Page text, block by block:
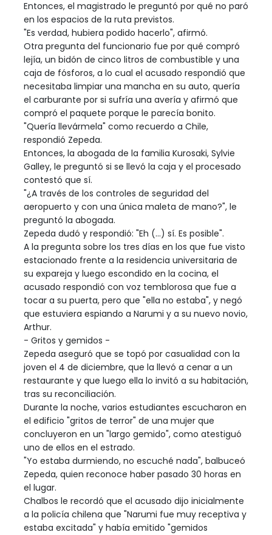
Entonces, el magistrado le preguntó por qué no paró
en los espacios de la ruta previstos.
"Es verdad, hubiera podido hacerlo", afirmó.
Otra pregunta del funcionario fue por qué compró
lejía, un bidón de cinco litros de combustible y una
caja de fósforos, a lo cual el acusado respondió que
necesitaba limpiar una mancha en su auto, quería
el carburante por si sufría una avería y afirmó que
compró el paquete porque le parecía bonito.
"Quería llevármela" como recuerdo a Chile,
respondió Zepeda.
Entonces, la abogada de la familia Kurosaki, Sylvie
Galley, le preguntó si se llevó la caja y el procesado
contestó que sí.
"¿A través de los controles de seguridad del
aeropuerto y con una única maleta de mano?", le
preguntó la abogada.
Zepeda dudó y respondió: "Eh (...) sí. Es posible".
A la pregunta sobre los tres días en los que fue visto
estacionado frente a la residencia universitaria de
su expareja y luego escondido en la cocina, el
acusado respondió con voz temblorosa que fue a
tocar a su puerta, pero que "ella no estaba", y negó
que estuviera espiando a Narumi y a su nuevo novio,
Arthur.
- Gritos y gemidos -
Zepeda aseguró que se topó por casualidad con la
joven el 4 de diciembre, que la llevó a cenar a un
restaurante y que luego ella lo invitó a su habitación,
tras su reconciliación.
Durante la noche, varios estudiantes escucharon en
el edificio "gritos de terror" de una mujer que
concluyeron en un "largo gemido", como atestiguó
uno de ellos en el estrado.
"Yo estaba durmiendo, no escuché nada", balbuceó
Zepeda, quien reconoce haber pasado 30 horas en
el lugar.
Chalbos le recordó que el acusado dijo inicialmente
a la policía chilena que "Narumi fue muy receptiva y
estaba excitada" y había emitido "gemidos